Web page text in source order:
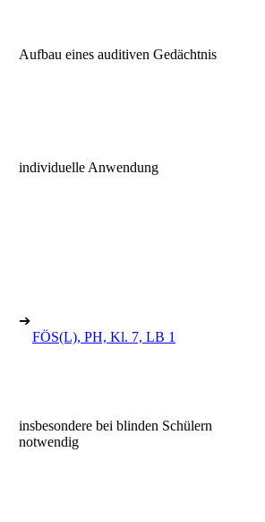
Aufbau eines auditiven Gedächtnis
individuelle Anwendung
➔
FÖS(L), PH, Kl. 7, LB 1
insbesondere bei blinden Schülern
notwendig